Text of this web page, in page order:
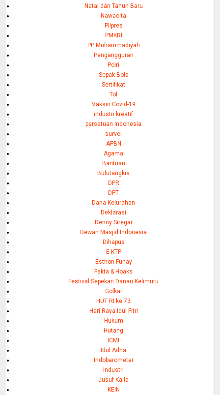
Natal dan Tahun Baru
Nawacita
PIlpres
PMKRI
PP Muhammadiyah
Pengangguran
Polri
Sepak Bola
Sertifikat
Tol
Vaksin Covid-19
industri kreatif
persatuan Indonesia
survei
APBN
Agama
Bantuan
Bulutangkis
DPR
DPT
Dana Kelurahan
Deklarasi
Denny Siregar
Dewan Masjid Indonesia
Dihapus
E-KTP
Esthon Funay
Fakta & Hoaks
Festival Sepekan Danau Kelimutu
Golkar
HUT RI ke 73
Hari Raya Idul Fitri
Hukum
Hutang
ICMI
Idul Adha
Indobarometer
Industri
Jusuf Kalla
KEIN